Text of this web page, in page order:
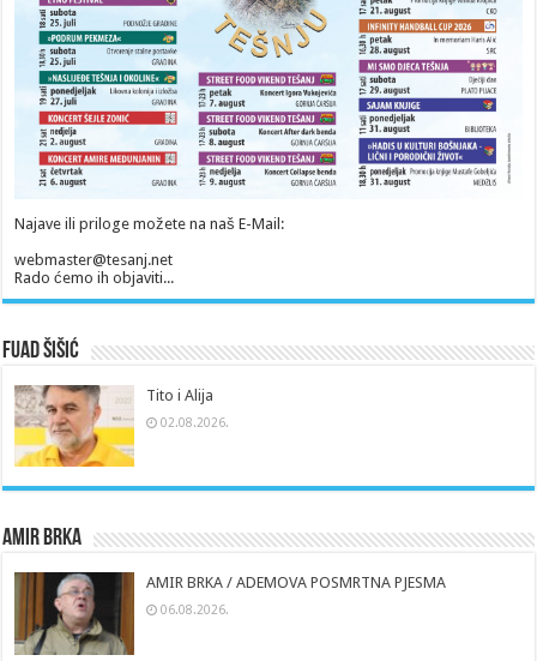
Najave ili priloge možete na naš E-Mail:
webmaster@tesanj.net
Rado ćemo ih objaviti...
Fuad Šišić
Tito i Alija
02.08.2026.
Amir Brka
AMIR BRKA / ADEMOVA POSMRTNA PJESMA
06.08.2026.